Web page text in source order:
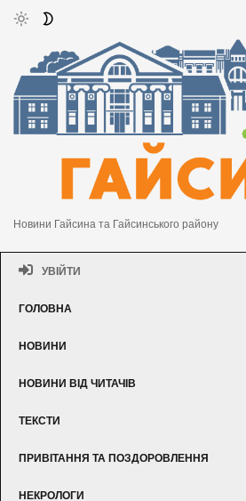
Новини Гайсина та Гайсинського району
УВІЙТИ
ГОЛОВНА
НОВИНИ
НОВИНИ ВІД ЧИТАЧІВ
ТЕКСТИ
ПРИВІТАННЯ ТА ПОЗДОРОВЛЕННЯ
НЕКРОЛОГИ